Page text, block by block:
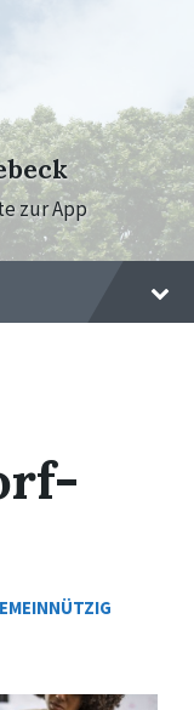
zur App